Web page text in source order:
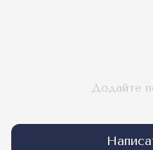
Додайте